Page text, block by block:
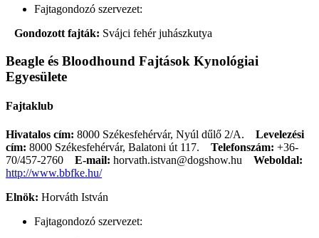
Fajtagondozó szervezet:
Gondozott fajták: Svájci fehér juhászkutya
Beagle és Bloodhound Fajtások Kynológiai
Egyesülete
Fajtaklub
Hivatalos cím: 8000 Székesfehérvár, Nyúl dűlő 2/A. Levelezési
cím: 8000 Székesfehérvár, Balatoni út 117. Telefonszám: +36-
70/457-2760
E-mail: horvath.istvan@dogshow.hu
Weboldal:
http://www.bbfke.hu/
Elnök: Horváth István
Fajtagondozó szervezet: